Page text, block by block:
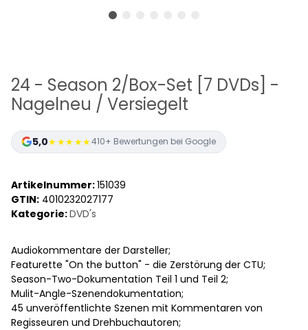
24 - Season 2/Box-Set [7 DVDs] -
Nagelneu / Versiegelt
5,0★★★★★410+ Bewertungen bei Google
Artikelnummer:151039
GTIN: 4010232027177
Kategorie:DVD's
Audiokommentare der Darsteller;
Featurette "On the button" - die Zerstörung der CTU;
Season-Two-Dokumentation Teil 1 und Teil 2;
Mulit-Angle-Szenendokumentation;
45 unveröffentlichte Szenen mit Kommentaren von
Regisseuren und Drehbuchautoren;